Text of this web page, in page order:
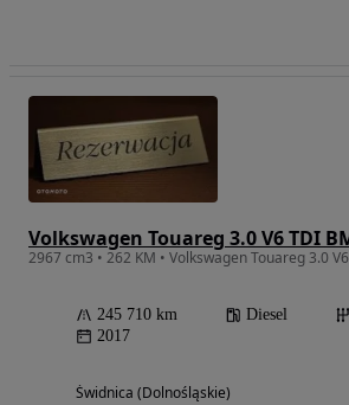
2967 cm3 • 262 KM • Volkswagen Touareg 3.0 V6
245 710 km Diesel
2017
Świdnica (Dolnośląskie)